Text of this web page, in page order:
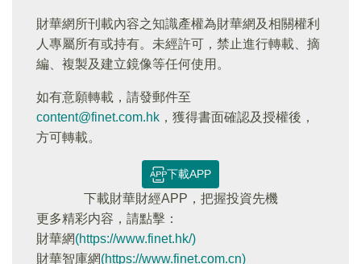
財華網所刊載內容之知識產權為財華網及相關權利
人專屬所有或持有。未經許可，禁止進行轉載、摘
編、複製及建立鏡像等任何使用。
如有意願轉載，請發郵件至
content@finet.com.hk ，獲得書面確認及授權後，
方可轉載。
下載APP
下載財華財經APP，把握投資先機
更多精彩内容，請點擊：
財華網(https://www.finet.hk/)
財華智庫網(https://www.finet.com.cn)